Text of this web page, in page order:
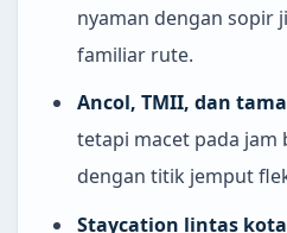
nyaman dengan sopir
familiar rute.
Ancol, TMII, dan
tetapi macet pada jam
dengan titik jemput
Staycation lintas kota